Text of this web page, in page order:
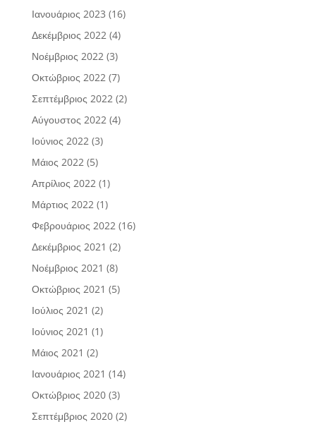
Ιανουάριος 2023 (16)
Δεκέμβριος 2022(4)
Νοέμβριος 2022(3)
Οκτώβριος 2022(7)
Σεπτέμβριος 2022(2)
Αύγουστος 2022(4)
Ιούνιος 2022(3)
Μάιος 2022(5)
Απρίλιος 2022(1)
Μάρτιος 2022(1)
Φεβρουάριος 2022(16)
Δεκέμβριος 2021 (2)
Νοέμβριος 2021 (8)
Οκτώβριος 2021 (5)
Ιούλιος 2021 (2)
Ιούνιος 2021 (1)
Μάιος 2021 (2)
Ιανουάριος 2021 (14)
Οκτώβριος 2020(3)
Σεπτέμβριος 2020(2)